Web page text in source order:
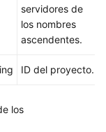
servidores de
los nombres
ascendentes.
ID del proyecto.
los